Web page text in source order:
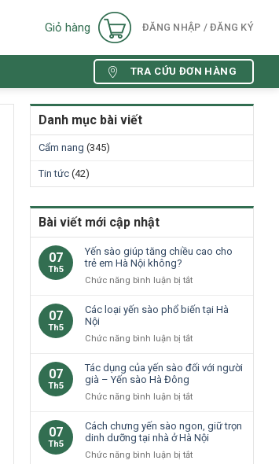
Giỏ hàng ĐĂNG NHẬP / ĐĂNG KÝ
TRA CỨU ĐƠN HÀNG
Danh mục bài viết
Cẩm nang (345)
Tin tức (42)
Bài viết mới cập nhật
07
Th5
Yến sào giúp tăng chiều cao cho
trẻ em Hà Nội không?
Chức năng bình luận bị tắtở
sào
cho
em
Nội
không?
07
Th5
Các loại yến sào phổ biến tại Hà
Nội
Chức năng bình luận bị tắtở
loại
tại
Hà
Nội
07
Th5
Tác dụng của yến sào đối với người
già – Yến sào Hà Đông
Chức năng bình luận bị tắtở
dụng
của
07
Th5
Cách chưng yến sào ngon, giữ trọn
dinh dưỡng tại nhà ở Hà Nội
Chức năng bình luận bị tắtở